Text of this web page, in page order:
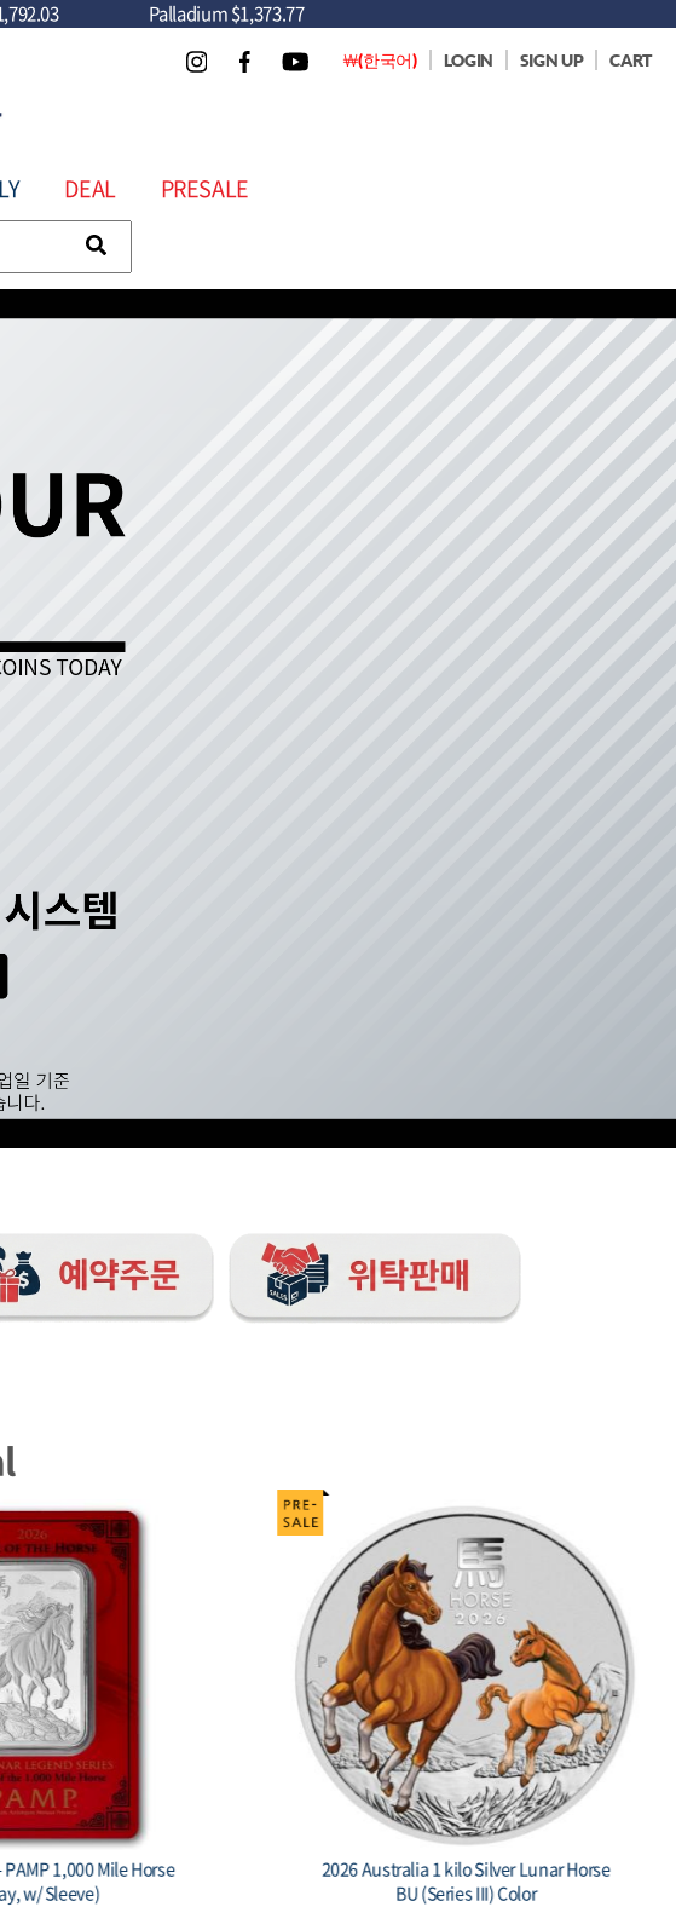
Palladium$1,373.77
￦(한국어) LOGIN SIGN UP CART
DEAL PRESALE
- China Dragon Ag999 1 oz BU
Australian Koala 2026 1 Kilo Silver
Coin